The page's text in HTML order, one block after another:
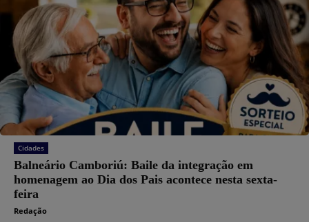
Cidades
Balneário Camboriú: Baile da integração em
homenagem ao Dia dos Pais acontece nesta sexta-
feira
Redação